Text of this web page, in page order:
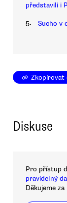
představili i
5. Sucho v
Zkopírovat
Diskuse
Pro přístup
pravidelný
Děkujeme